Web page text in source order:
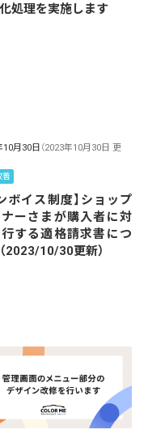
処理を実施します
10月30日 （2023年10月30日 更
善
ボイス制度】ショップ
ーさまが購入者に対
行する適格請求書につ
2023/10/30更新）